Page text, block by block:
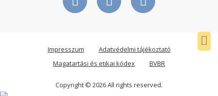
Impresszum
Adatvédelmi tájékoztató
Magatartási és etikai kódex
BVBR
Copyright © 2026 All rights reserved.